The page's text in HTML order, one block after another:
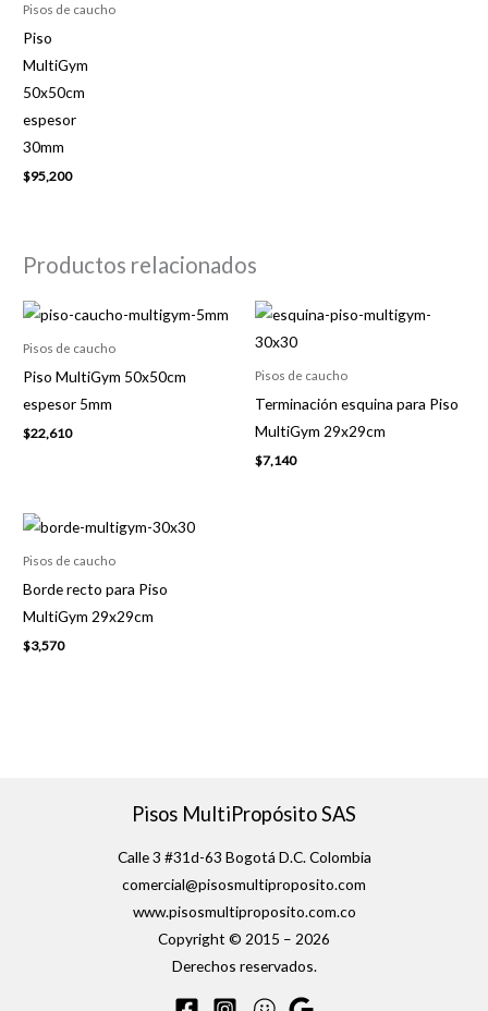
Pisos de caucho
Piso
MultiGym
50x50cm
espesor
30mm
$95,200
Productos relacionados
Pisos de caucho
Piso MultiGym 50x50cm
espesor 5mm
$22,610
Pisos de caucho
Terminación esquina para Piso
MultiGym 29x29cm
$7,140
Pisos de caucho
Borde recto para Piso
MultiGym 29x29cm
$3,570
Pisos MultiPropósito SAS
Calle 3 #31d-63 Bogotá D.C. Colombia
comercial@pisosmultiproposito.com
www.pisosmultiproposito.com.co
Copyright © 2015 – 2026
Derechos reservados.